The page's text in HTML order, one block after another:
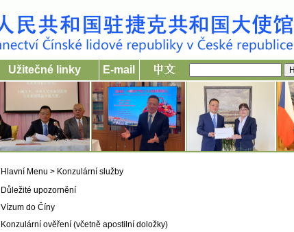
Užitečné linky E-mail
Hlavní Menu > Konzulární služby
Důležité upozornění
Vízum do Číny
Konzulární ověření (včetně apostilní doložky)